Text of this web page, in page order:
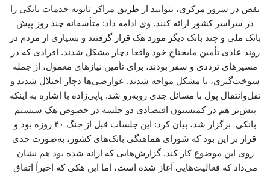
نقص در سرور مرکزی، بتوانند از طریق مراکز ثانویه خدمات بانکی را
در سراسر کشور ارائه کنند. وی ادامه داد: متأسفانه چند روز پیش
بانک ملی و چند بانک دیگر مورد هک قرار گرفتند و بسیاری از مردم در
روند عادی تأمین مایحتاج خود واقعا دچار مشکل شدند. افرادی که در
مسیرهای ترددی و سفر بودند، برای تأمین نیازهای معمول، از جمله
سوخت‌گیری، با مشکل مواجه شدند. عوارضی‌ها دچار اختلال شدند و
نقل‌وانتقال پول با مسائل جدی روبه‌رو شد. پاپی‌زاده با اشاره به اینکه
پیش‌تر هم در کمیسیون اقتصادی دو جلسه در خصوص هک سیستم
بانکی برگزار شد، بیان کرد: این جلسات قبل از جنگ ۴۰ روزه بود و
قرار بر این بود که شورای هماهنگی بانک‌های کشور، به‌صورت جدی
روی این موضوع کار کند. گزارش‌هایی که ارائه شده بود هم نشان
می‌داد که فعالیت‌هایی آغاز شده است، اما این هکی که اخیراً اتفاق